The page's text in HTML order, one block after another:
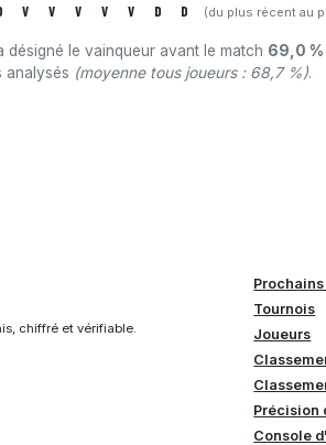
V V V V V D D (du plus récent au
désigné le vainqueur avant le match 69,0 %
analysés (moyenne tous joueurs : 68,7 %).
chiffré et vérifiable.
Tournois
Joueurs
Précision
Console